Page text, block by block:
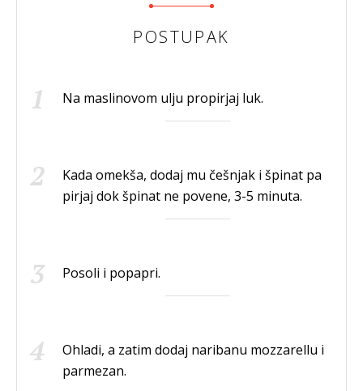
POSTUPAK
Na maslinovom ulju propirjaj luk.
Kada omekša, dodaj mu češnjak i špinat pa
pirjaj dok špinat ne povene, 3-5 minuta.
Posoli i popapri.
Ohladi, a zatim dodaj naribanu mozzarellu i
parmezan.